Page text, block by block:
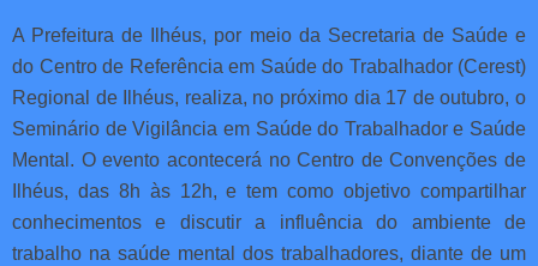
A Prefeitura de Ilhéus, por meio da Secretaria de Saúde e
do Centro de Referência em Saúde do Trabalhador (Cerest)
Regional de Ilhéus, realiza, no próximo dia 17 de outubro, o
Seminário de Vigilância em Saúde do Trabalhador e Saúde
Mental. O evento acontecerá no Centro de Convenções de
Ilhéus, das 8h às 12h, e tem como objetivo compartilhar
conhecimentos e discutir a influência do ambiente de
trabalho na saúde mental dos trabalhadores, diante de um